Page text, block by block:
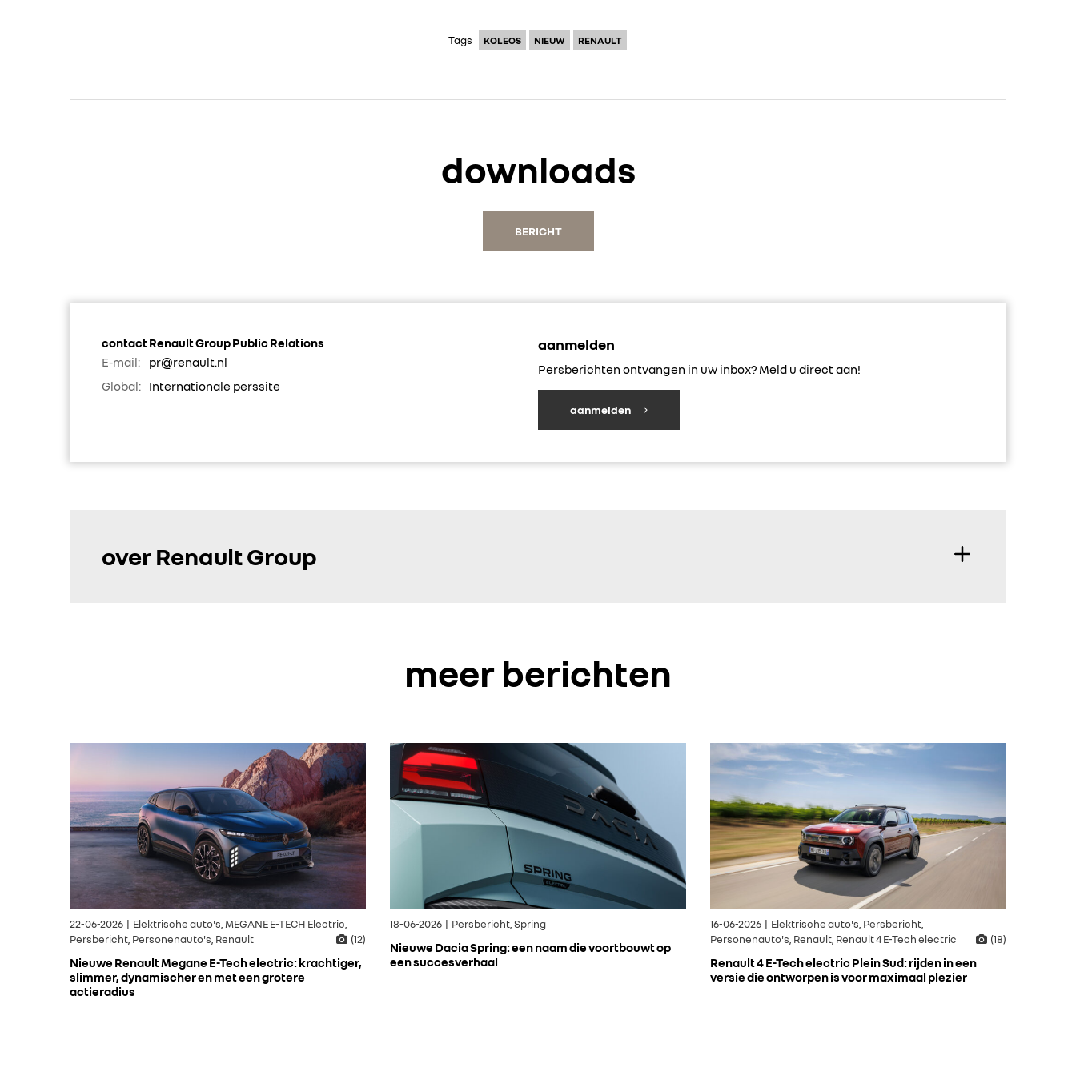
Tags KOLEOS NIEUW RENAULT
downloads
BERICHT
contact Renault Group Public Relations
E-mail:
pr@renault.nl
Global:
Internationale perssite
aanmelden
Persberichten ontvangen in uw inbox? Meld u direct aan!
aanmelden
over Renault Group
meer berichten
22-06-2026 | Elektrische auto's, MEGANE E-TECH Electric,
Persbericht, Personenauto's, Renault
(12)
Nieuwe Renault Megane E-Tech electric: krachtiger,
slimmer, dynamischer en met een grotere
actieradius
18-06-2026 | Persbericht, Spring
Nieuwe Dacia Spring: een naam die voortbouwt op
een succesverhaal
16-06-2026 | Elektrische auto's, Persbericht,
Personenauto's, Renault, Renault 4 E-Tech electric
(18)
Renault 4 E-Tech electric Plein Sud: rijden in een
versie die ontworpen is voor maximaal plezier